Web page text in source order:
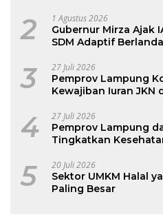
2 1 Agustus 2026
Gubernur Mirza Ajak
SDM Adaptif
3 27 Juli 2026
Pemprov Lampung
Kewajiban Iuran JKN
4 27 Juli 2026
Pemprov Lampung
Tingkatkan
5 20 Juli 2026
Sektor UMKM Halal
Paling Besar